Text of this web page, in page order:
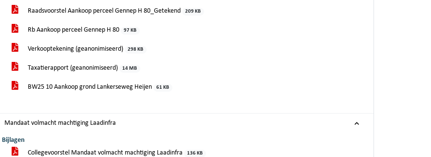
Raadsvoorstel Aankoop perceel Gennep H 80_Getekend 209 KB
Rb Aankoop perceel Gennep H 80 97 KB
Verkooptekening (geanonimiseerd) 298 KB
Taxatierapport (geanonimiseerd) 14 MB
BW25 10 Aankoop grond Lankerseweg Heijen 61 KB
Mandaat volmacht machtiging Laadinfra
Bijlagen
Collegevoorstel Mandaat volmacht machtiging Laadinfra
136 KB